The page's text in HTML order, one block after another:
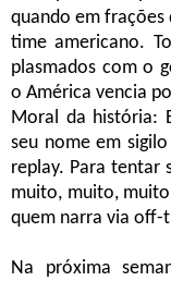
quando em frações
time americano.
plasmados com o
o América vencia
Moral da história:
seu nome em
replay. Para tentar
muito, muito, muito
quem narra via off-
Na próxima